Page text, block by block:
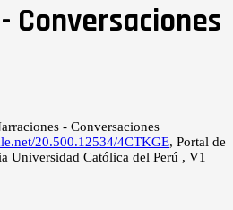
Conversaciones
- Conversaciones
20.500.12534/4CTKGE, Portal de
Universidad Católica del Perú , V1